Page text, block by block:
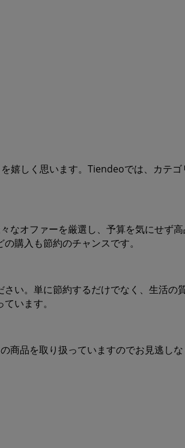
嬉しく思います。Tiendeoでは、カテ
オファーを厳選し、予算を気にせず
購入も節約のチャンスです。
い。単に節約するだけでなく、生活の
います。
品を取り扱っていますのでお見逃し